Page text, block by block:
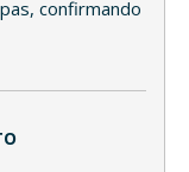
confirmando